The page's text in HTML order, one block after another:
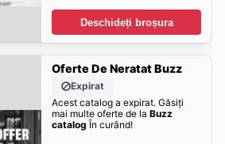
Deschideți broșura
Oferte De Neratat Buzz
Expirat
Acest catalog a expirat. Găsiți
mai multe oferte de la Buzz
catalog În curând!